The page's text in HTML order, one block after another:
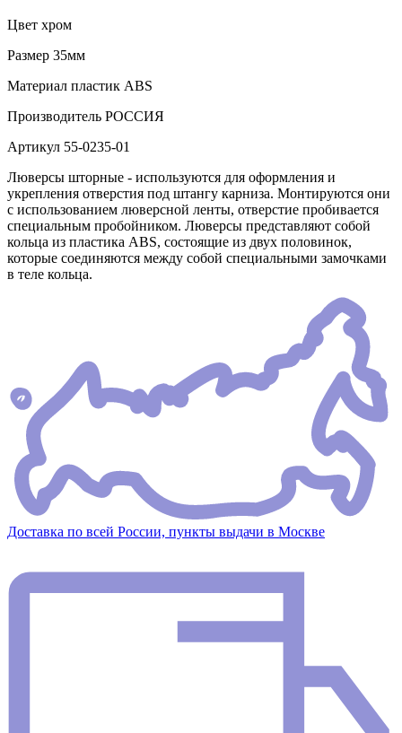
Цвет хром
Размер 35мм
Материал пластик ABS
Производитель РОССИЯ
Артикул 55-0235-01
Люверсы шторные - используются для оформления и
укрепления отверстия под штангу карниза. Монтируются они
с использованием люверсной ленты, отверстие пробивается
специальным пробойником. Люверсы представляют собой
кольца из пластика АВS, состоящие из двух половинок,
которые соединяются между собой специальными замочками
в теле кольца.
Доставка по всей России, пункты выдачи в Москве